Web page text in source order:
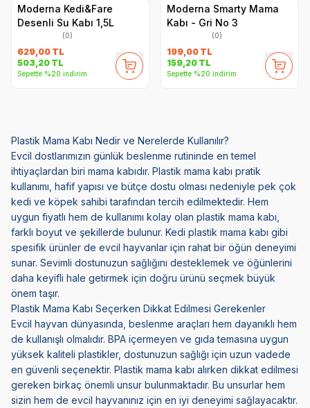
Moderna Kedi&Fare
Desenli Su Kabı 1,5L
(0)
629,00 TL
503,20 TL
Sepette %20 indirim
Moderna Smarty Mama
Kabı - Gri No 3
(0)
199,00 TL
159,20 TL
Sepette %20 indirim
Plastik Mama Kabı Nedir ve Nerelerde Kullanılır?
Evcil dostlarımızın günlük beslenme rutininde en temel
ihtiyaçlardan biri mama kabıdır. Plastik mama kabı pratik
kullanımı, hafif yapısı ve bütçe dostu olması nedeniyle pek çok
kedi ve köpek sahibi tarafından tercih edilmektedir. Hem
uygun fiyatlı hem de kullanımı kolay olan plastik mama kabı,
farklı boyut ve şekillerde bulunur. Kedi plastik mama kabı gibi
spesifik ürünler de evcil hayvanlar için rahat bir öğün deneyimi
sunar. Sevimli dostunuzun sağlığını desteklemek ve öğünlerini
daha keyifli hale getirmek için doğru ürünü seçmek büyük
önem taşır.
Plastik Mama Kabı Seçerken Dikkat Edilmesi Gerekenler
Evcil hayvan dünyasında, beslenme araçları hem dayanıklı hem
de kullanışlı olmalıdır. BPA içermeyen ve gıda temasına uygun
yüksek kaliteli plastikler, dostunuzun sağlığı için uzun vadede
en güvenli seçenektir. Plastik mama kabı alırken dikkat edilmesi
gereken birkaç önemli unsur bulunmaktadır. Bu unsurlar hem
sizin hem de evcil hayvanınız için en iyi deneyimi sağlayacaktır.